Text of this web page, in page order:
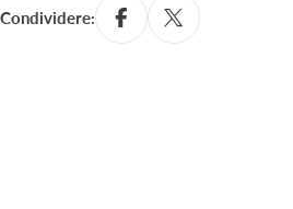
Condividere: